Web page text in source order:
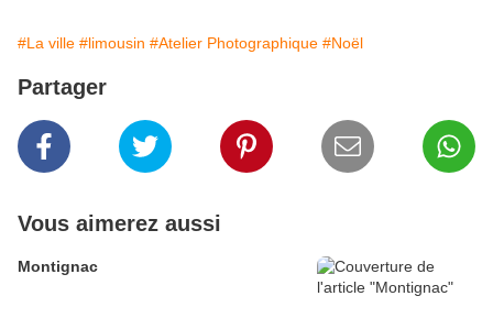
#La ville #limousin #Atelier Photographique #Noël
Partager
Vous aimerez aussi
Montignac